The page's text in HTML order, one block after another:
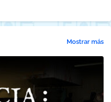
Mostrar más